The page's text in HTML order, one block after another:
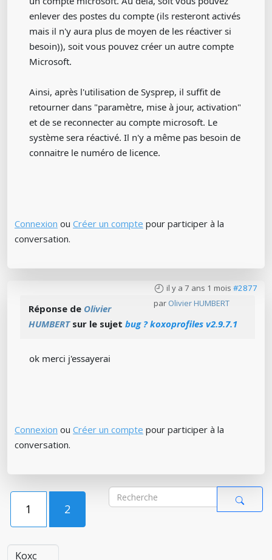
enlever des postes du compte (ils resteront activés
mais il n'y aura plus de moyen de les réactiver si
besoin)), soit vous pouvez créer un autre compte
Microsoft.
Ainsi, après l'utilisation de Sysprep, il suffit de
retourner dans "paramètre, mise à jour, activation"
et de se reconnecter au compte microsoft. Le
système sera réactivé. Il n'y a même pas besoin de
connaitre le numéro de licence.
Connexion ou Créer un compte pour participer à la
conversation.
il y a 7 ans 1 mois #2877
par Olivier HUMBERT
Réponse de Olivier
HUMBERTsur le sujet bug ? koxoprofiles v2.9.7.1
ok merci j'essayerai
Connexion ou Créer un compte pour participer à la
conversation.
1 2